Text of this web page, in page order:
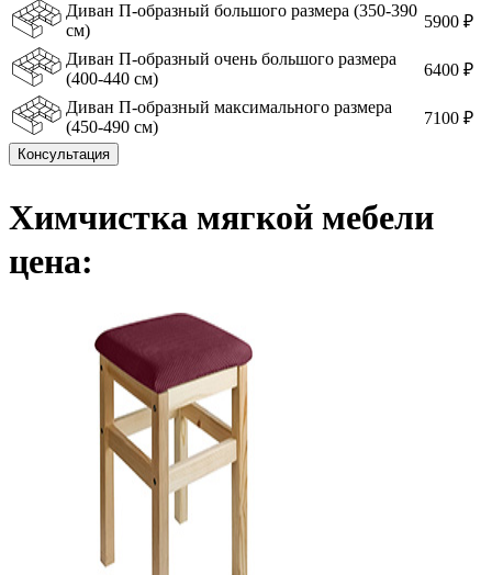
Диван П-образный большого размера (350-390
см)
5900 ₽
Диван П-образный очень большого размера
(400-440 см)
6400 ₽
Диван П-образный максимального размера
(450-490 см)
7100 ₽
Консультация
Химчистка мягкой мебели
цена: